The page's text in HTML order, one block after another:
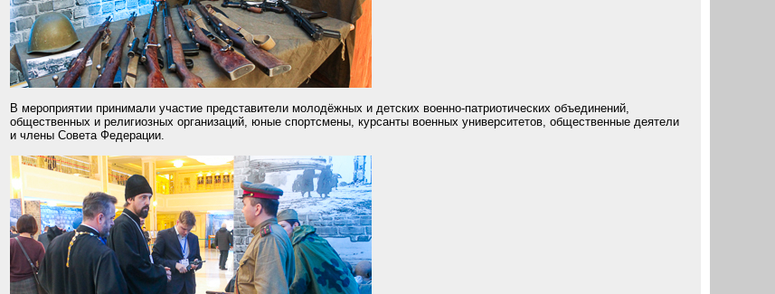
В мероприятии принимали участие представители молодёжных и детских военно-патриотических объединений,
общественных и религиозных организаций, юные спортсмены, курсанты военных университетов, общественные деятели
и члены Совета Федерации.